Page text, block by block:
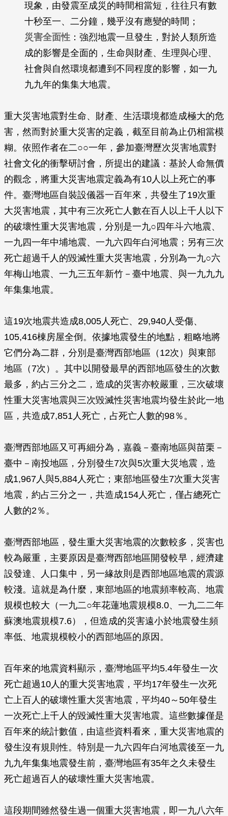
現象，由發震至成災的時間相當短，往往只有數
十秒至一、二分鐘，幾乎沒有應變的時間；
災害全面性 ：強烈地震一旦發生，對於人類所造
成的影響是全面的，生命與財產、生理與心理、
社會與自然環境都遭到不同程度的影響，如一九
九九年的集集大地震。
重大災害地震對生命、財產、生活環境都造成極大的危
害，然而對於重大災害的定義，截至目前為止仍相當模
糊。依照作者在二○○一年，參加臺灣歷次災害地震對
社會文化的衝擊研討會，所提出的建議：基於人命無價
的觀念，將重大災害地震定義為有10人以上死亡的事
件。臺灣地區自裝設儀器一百年來，共發生了19次重
大災害地震，其中有三次死亡人數在百人以上千人以下
的破壞性重大災害地震，分別是一九○四年斗六地震、
一九四一年中埔地震、一九六四年白河地震；另有三次
死亡超過千人的毀滅性重大災害地震，分別為一九○六
年梅山地震、一九三五年新竹－臺中地震、與一九九九
年集集地震。
這19次地震共造成8,005人死亡、29,940人受傷、
105,416棟房屋全倒。依據地震發生的地點，粗略地將
它們分為二群，分別是臺灣西部地區（12次）與東部
地區（7次）。其中以開發最早的西部地區發生的次數
最多，約占三分之二，造成的災害亦較嚴重，三次破壞
性重大災害地震與三次毀滅性災害地震均發生於此一地
區，共造成7,851人死亡，占死亡人數的98％。
臺灣西部地區又可再細分為，嘉義－臺南地區與苗栗－
臺中－南投地區，分別發生7次與5次重大災地震，造
成1,967人與5,884人死亡；東部地區發生7次重大災害
地震，約占三分之一，共造成154人死亡，僅占總死亡
人數的2％。
臺灣西部地區，發生重大災害地震的次數較多，災害也
較為嚴重，主要原因是臺灣西部地區開發較早，經濟建
設發達、人口集中，另一緣故則是西部地區地震的震源
較淺。這就是為什麼，東部地區的地震頻率較高、地震
規模也較大（一九二○年花蓮地震規模8.0、一九二二年
蘇澳地震規模7.6），但造成的災害遠小於地震發生頻
率低、地震規模較小的西部地區的原因。
百年來的地震資料顯示，臺灣地區平均5.4年發生一次
死亡超過10人的重大災害地震，平均17年發生一次死
亡上百人的破壞性重大災害地震，平均40～50年發生
一次死亡上千人的毀滅性重大災害地震。這些數據僅是
百年來的統計數值，由這些資料看來，重大災害地震的
發生沒有規則性。特別是一九六四年白河地震後至一九
九九年集集地震發生前，臺灣地區有35年之久未發生
死亡超過百人的破壞性重大災害地震。
這段期間雖然發生過一個重大災害地震，即一九八六年